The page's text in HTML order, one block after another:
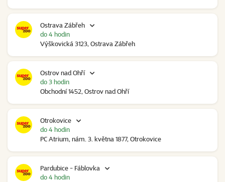
Ostrava Zábřeh
Výškovická 3123, Ostrava Zábřeh
do 4 hodin
Ostrov nad Ohří
Obchodní 1452, Ostrov nad Ohří
do 3 hodin
Otrokovice
PC Atrium, nám. 3. května 1877, Otrokovice
do 4 hodin
Pardubice - Fáblovka
do 4 hodin